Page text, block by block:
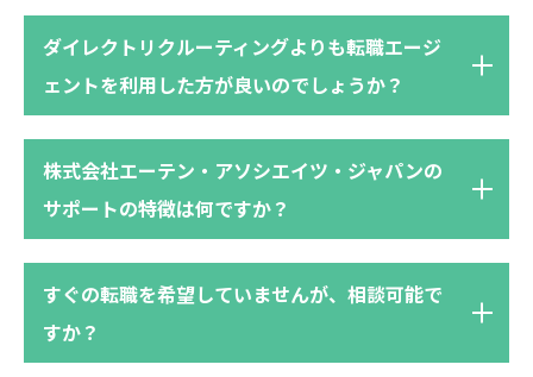
報を取得する場合は、通知文を作成し本人の
同意を得るものとします。
2) 個人情報の利用について 個人情報の利用
行います。また、弊社で は目的外利用を行わ
ないための措置を講じます。 目的外利用の必
要性が生じた場合は、法令により許される場
合を除き、その利用について本人の同意を得
るものとします。弊社では、個人情報を以下
の目的で利用させていただきます。
ダイレクトリクルーティングよりも転職エージ
ェントを利用した方が良いのでしょうか？
株式会社エーテン・アソシエイツ・ジャパンの
サポートの特徴は何ですか？
すぐの転職を希望していませんが、相談可能で
すか？